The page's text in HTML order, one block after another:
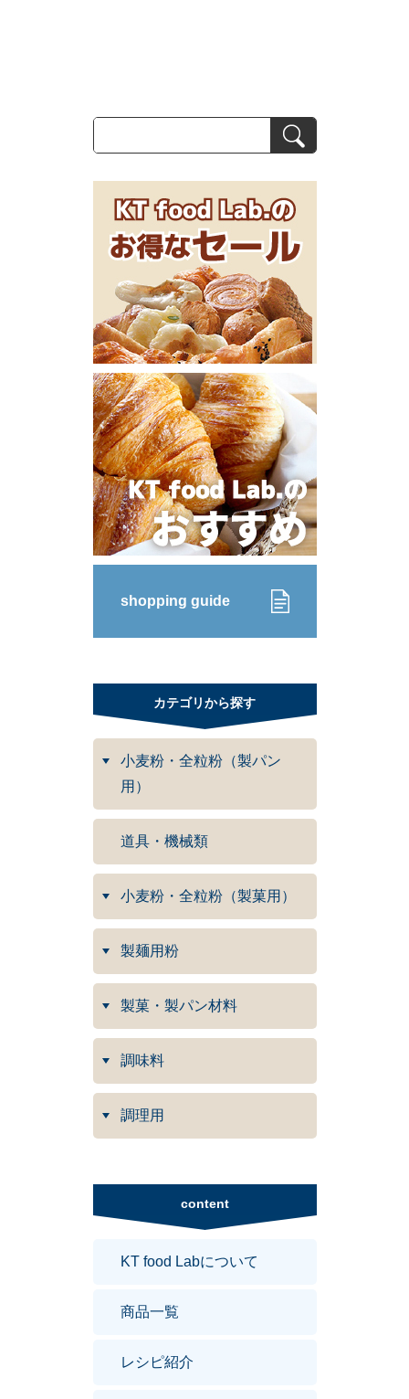
shopping guide
カテゴリから探す
小麦粉・全粒粉（製パン
用）
道具・機械類
小麦粉・全粒粉（製菓用）
製麺用粉
製菓・製パン材料
調味料
調理用
content
KT food Labについて
商品一覧
レシピ紹介